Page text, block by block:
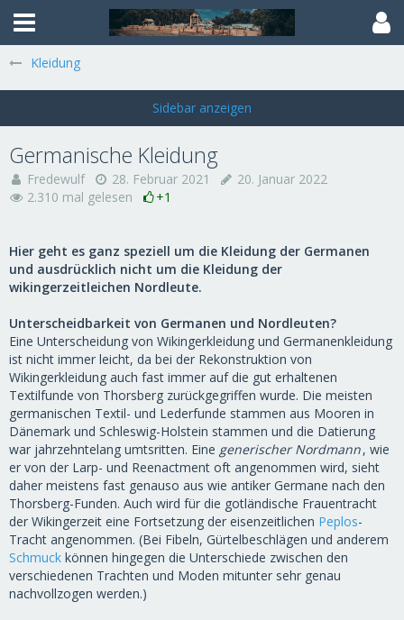
Kleidung
Germanische Kleidung
Fredewulf 28. Februar 2021
20. Januar 2022
2.310 mal gelesen
+1
Hier geht es ganz speziell um die Kleidung der Germanen
und ausdrücklich nicht um die Kleidung der
wikingerzeitleichen Nordleute.
Unterscheidbarkeit von Germanen und Nordleuten?
Eine Unterscheidung von Wikingerkleidung und Germanenkleidung
ist nicht immer leicht, da bei der Rekonstruktion von
Wikingerkleidung auch fast immer auf die gut erhaltenen
Textilfunde von Thorsberg zurückgegriffen wurde. Die meisten
germanischen Textil- und Lederfunde stammen aus Mooren in
Dänemark und Schleswig-Holstein stammen und die Datierung
war jahrzehntelang umtsritten. Eine generischer Nordmann, wie
er von der Larp- und Reenactment oft angenommen wird, sieht
daher meistens fast genauso aus wie antiker Germane nach den
Thorsberg-Funden. Auch wird für die gotländische Frauentracht
der Wikingerzeit eine Fortsetzung der eisenzeitlichen Peplos-
Tracht angenommen. (Bei Fibeln, Gürtelbeschlägen und anderem
Schmuck können hingegen die Unterschiede zwischen den
verschiedenen Trachten und Moden mitunter sehr genau
nachvollzogen werden.)